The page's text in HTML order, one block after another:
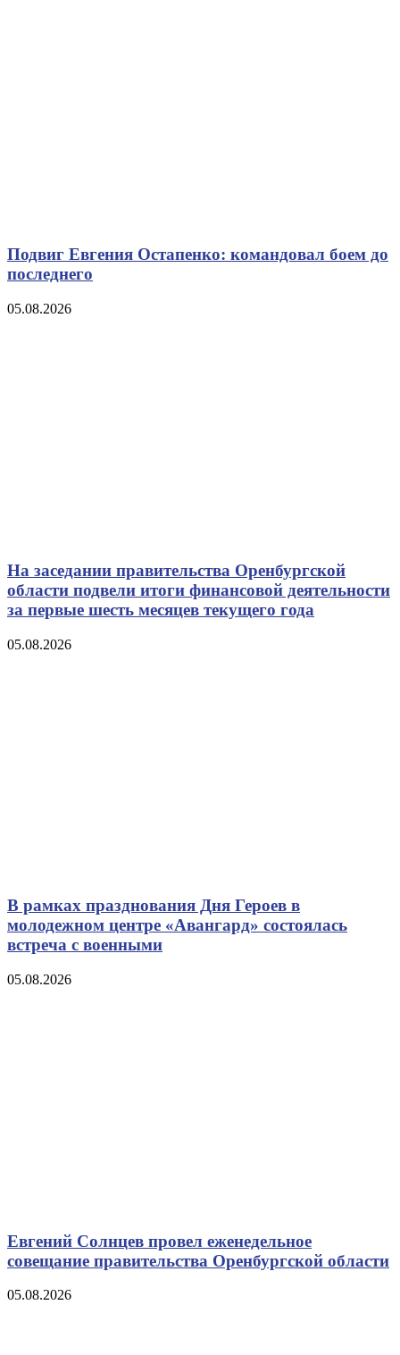
Подвиг Евгения Остапенко: командовал боем до
последнего
05.08.2026
На заседании правительства Оренбургской
области подвели итоги финансовой деятельности
за первые шесть месяцев текущего года
05.08.2026
В рамках празднования Дня Героев в
молодежном центре «Авангард» состоялась
встреча с военными
05.08.2026
Евгений Солнцев провел еженедельное
совещание правительства Оренбургской области
05.08.2026